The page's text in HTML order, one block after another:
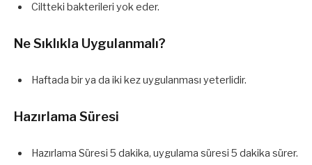
Ciltteki bakterileri yok eder.
Ne Sıklıkla Uygulanmalı?
Haftada bir ya da iki kez uygulanması yeterlidir.
Hazırlama Süresi
Hazırlama Süresi 5 dakika, uygulama süresi 5 dakika sürer.